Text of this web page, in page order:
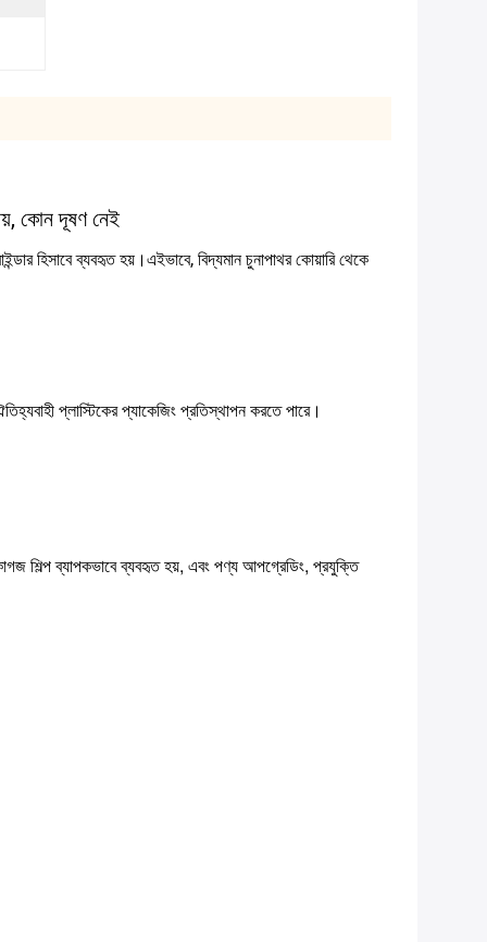
কোন দূষণ নেই
হিসাবে ব্যবহৃত হয়।এইভাবে, বিদ্যমান চুনাপাথর কোয়ারি থেকে
প্লাস্টিকের প্যাকেজিং প্রতিস্থাপন করতে পারে।
শিল্প ব্যাপকভাবে ব্যবহৃত হয়, এবং পণ্য আপগ্রেডিং, প্রযুক্তি